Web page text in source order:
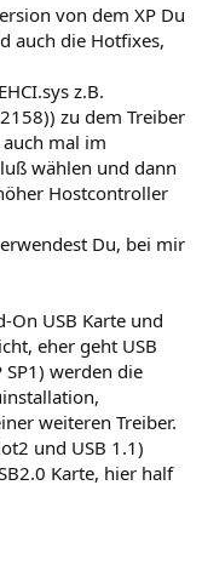
von dem XP Du
auch die Hotfixes,
z.B.
zu dem Treiber
mal im
wählen und dann
Hostcontroller
Du, bei mir
On USB Karte und
eher geht USB
werden die
weiteren Treiber.
und USB 1.1)
Karte, hier half